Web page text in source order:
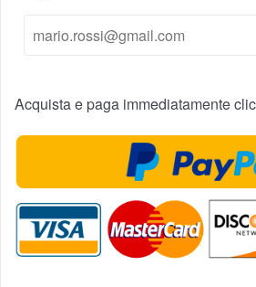
Acquista e paga immediatamente